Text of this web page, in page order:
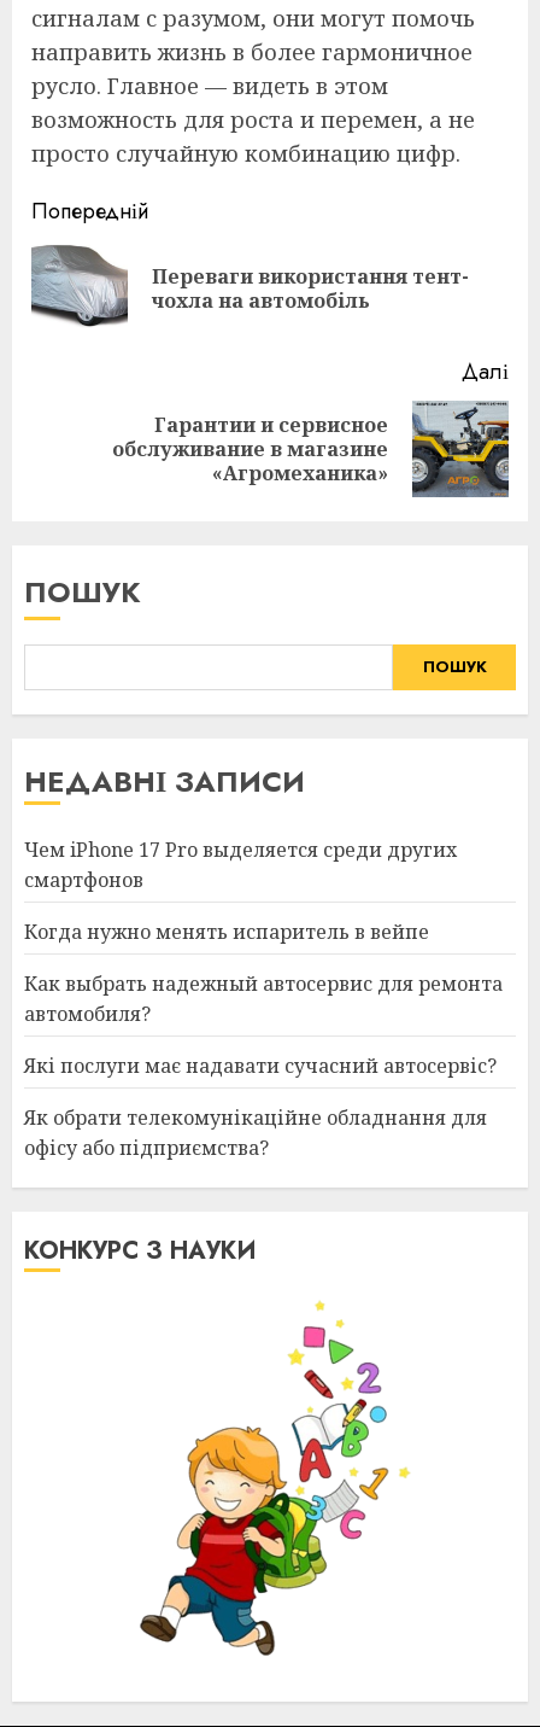
сигналам с разумом, они могут помочь
направить жизнь в более гармоничное
русло. Главное — видеть в этом
возможность для роста и перемен, а не
просто случайную комбинацию цифр.
Continue
Reading
Попередній
Переваги використання тент-
чохла на автомобіль
Далі
Наступна
Гарантии и сервисное
обслуживание в магазине
«Агромеханика»
ПОШУК
ПОШУК
НЕДАВНІ ЗАПИСИ
Чем iPhone 17 Pro выделяется среди других
смартфонов
Когда нужно менять испаритель в вейпе
Как выбрать надежный автосервис для ремонта
автомобиля?
Які послуги має надавати сучасний автосервіс?
Як обрати телекомунікаційне обладнання для
офісу або підприємства?
КОНКУРС З НАУКИ